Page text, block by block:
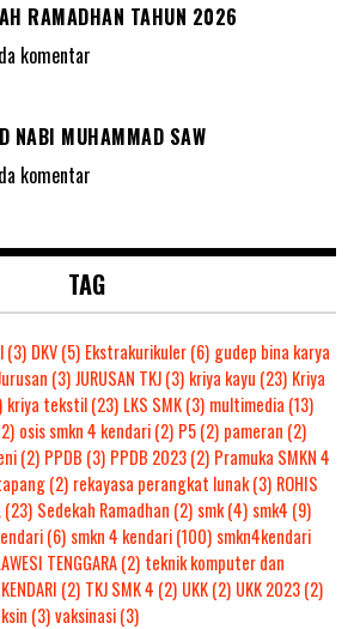
RAMADHAN TAHUN 2026
komentar
NABI MUHAMMAD SAW
komentar
TAG
(3) DKV(5) Ekstrakurikuler(6) gudep bina karya
(3)JURUSAN TKJ(3) kriya kayu (23) Kriya
kriya tekstil(23) LKS SMK(3) multimedia (13)
osis smkn 4 kendari(2) P5(2) pameran (2)
(2) PPDB (3) PPDB 2023(2) Pramuka SMKN 4
(2) rekayasa perangkat lunak(3) ROHIS
(23) Sedekah Ramadhan (2) smk(4) smk4 (9)
(6) smkn 4 kendari(100) smkn4kendari
TENGGARA(2) teknik komputer dan
(2) TKJ SMK 4 (2) UKK(2) UKK 2023(2)
(3)vaksinasi(3)